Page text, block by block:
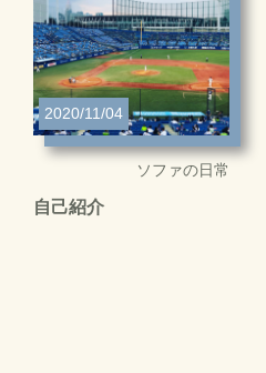
2020/11/04
ソファの日常
自己紹介